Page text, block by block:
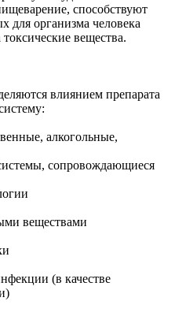
способствуют
для организма человека
вещества.
влиянием препарата
алкогольные,
сопровождающиеся
веществами
(в качестве